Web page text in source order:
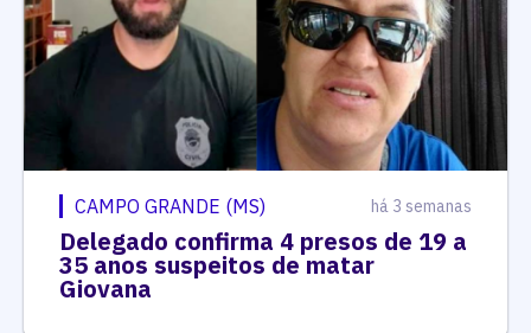
CAMPO GRANDE (MS) há 3 semanas
Delegado confirma 4 presos de 19 a
35 anos suspeitos de matar
Giovana